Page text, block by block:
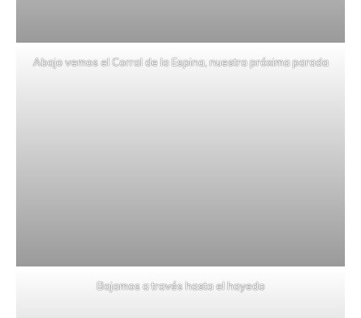
Abajo vemos el Corral de la Espina, nuestra próxima parada
Bajamos a través hasta el hayedo